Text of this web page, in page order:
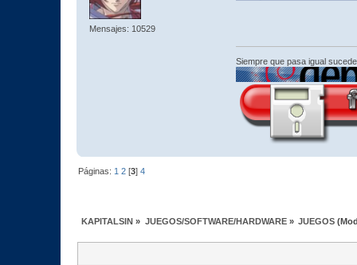
Mensajes: 10529
Siempre que pasa igual
Páginas: 1 2 [3]4
KAPITALSIN » JUEGOS/SOFTWARE/HARDWARE» JUEGOS